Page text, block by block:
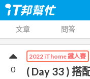
文章 問答
2022 iThome 鐵人賽
( Day 33 ) 搭
0